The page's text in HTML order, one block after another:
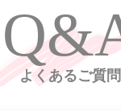
よくあるご質問